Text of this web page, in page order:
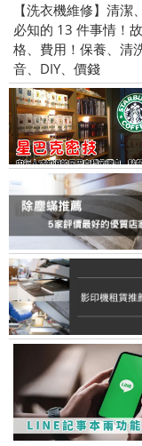
【洗衣機維修】清潔
必知的 13 件事情！
格、費用！保養、清
音、DIY、價錢